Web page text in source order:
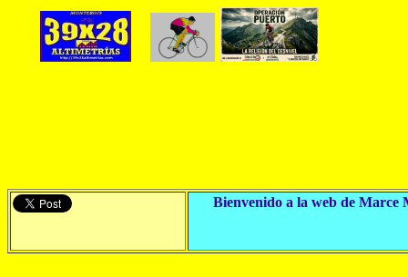
Bienvenido a la web de Marce